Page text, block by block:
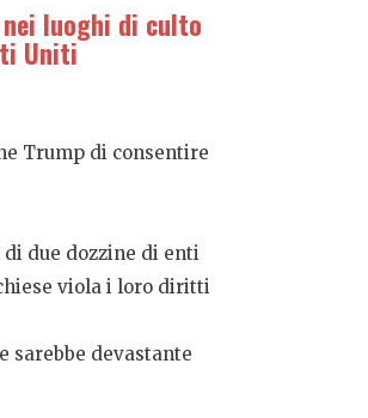
luoghi di culto
Uniti
Trump di consentire
due dozzine di enti
viola i loro diritti
sarebbe devastante